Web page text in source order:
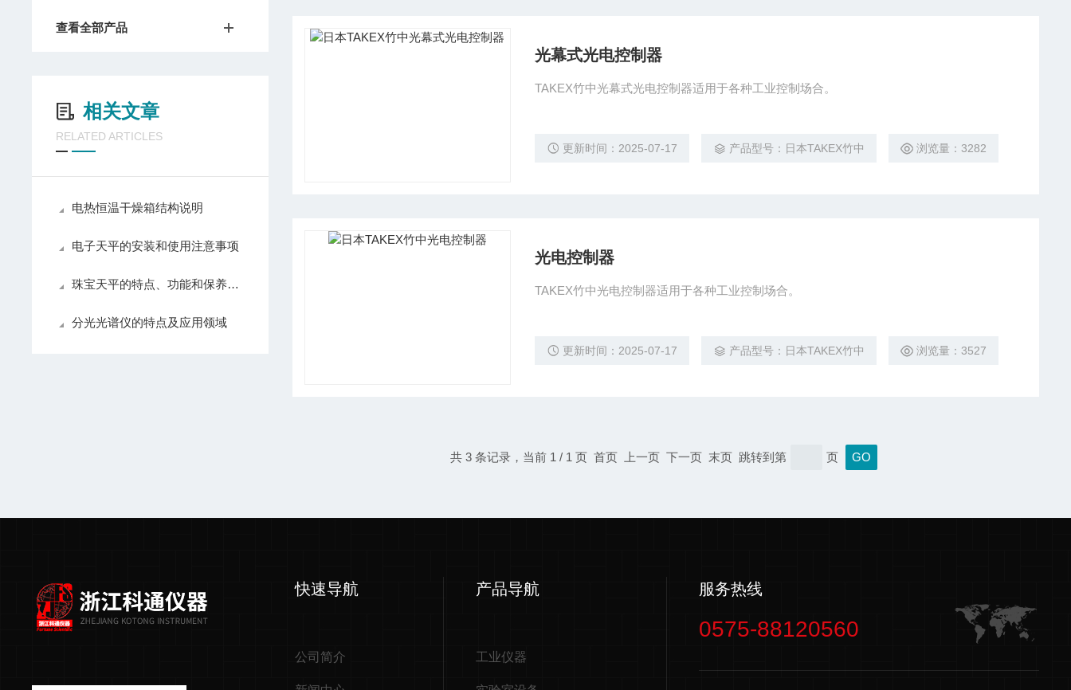
查看全部产品
相关文章
RELATED ARTICLES
电热恒温干燥箱结构说明
电子天平的安装和使用注意事项
珠宝天平的特点、功能和保养事项
分光光谱仪的特点及应用领域
光幕式光电控制器
TAKEX竹中光幕式光电控制器适用于各种工业控制场合。
更新时间：2025-07-17 产品型号：日本TAKEX竹中 浏览量：3282
光电控制器
TAKEX竹中光电控制器适用于各种工业控制场合。
更新时间：2025-07-17 产品型号：日本TAKEX竹中 浏览量：3527
共 3 条记录，当前 1 / 1 页 首页 上一页 下一页 末页 跳转到第 页
快速导航
公司简介
产品导航
工业仪器
服务热线
0575-88120560